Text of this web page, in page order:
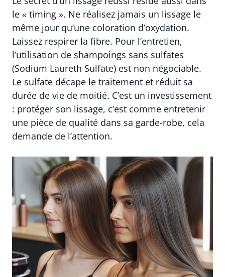
le « timing ». Ne réalisez jamais un lissage le
même jour qu’une coloration d’oxydation.
Laissez respirer la fibre. Pour l’entretien,
l’utilisation de shampoings sans sulfates
(Sodium Laureth Sulfate) est non négociable.
Le sulfate décape le traitement et réduit sa
durée de vie de moitié. C’est un investissement
: protéger son lissage, c’est comme entretenir
une pièce de qualité dans sa garde-robe, cela
demande de l’attention.